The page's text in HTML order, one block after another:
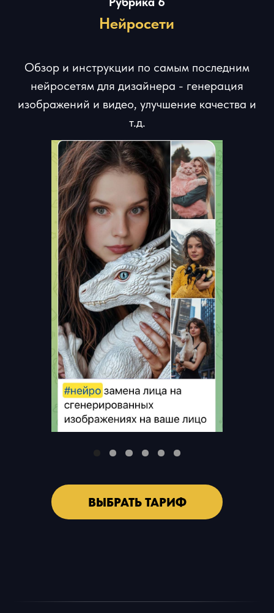
Челленджи
Рубрика 9
Регулярные дизайн-битвы с денежными
призами и другие активности в клубе